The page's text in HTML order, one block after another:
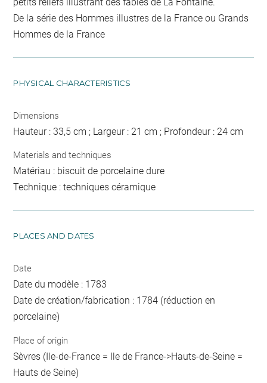
De la série des Hommes illustres de la France ou Grands
Hommes de la France
PHYSICAL CHARACTERISTICS
Dimensions
Hauteur : 33,5 cm ; Largeur : 21 cm ; Profondeur : 24 cm
Materials and techniques
Matériau : biscuit de porcelaine dure
Technique : techniques céramique
PLACES AND DATES
Date
Date du modèle : 1783
Date de création/fabrication : 1784 (réduction en
porcelaine)
Place of origin
Sèvres (Ile-de-France = Ile de France->Hauts-de-Seine =
Hauts de Seine)